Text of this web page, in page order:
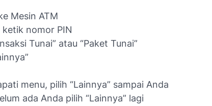
Mesin ATM
ketik nomor PIN
Tunai” atau “Paket Tunai”
menu, pilih “Lainnya” sampai Anda
ada Anda pilih “Lainnya” lagi